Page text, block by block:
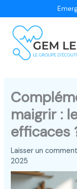
au
contenu
maigrir :
efficaces
Laisser un
2025